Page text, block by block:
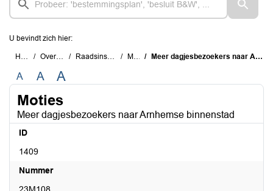
U bevindt zich hier:
Home Overzichten Raadsinstrumenten Moties Meer dagjesbezoekers naar Arnhemse binnenstad
A A A
Moties
Meer dagjesbezoekers naar Arnhemse binnenstad
ID
1409
Nummer